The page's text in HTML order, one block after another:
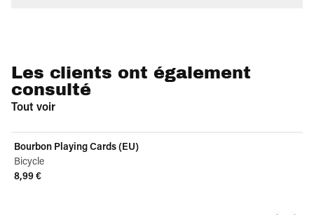
Les clients ont également
consulté
Tout voir
Bourbon Playing Cards (EU)
Bicycle
8,99 €